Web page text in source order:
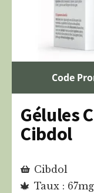
Code
Gélules
Cibdol
Cibdol
Taux : 67mg